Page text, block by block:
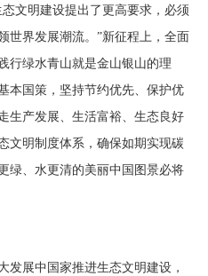
文明建设提出了更高要求，必须
世界发展潮流。”新征程上，全面
行绿水青山就是金山银山的理
本国策，坚持节约优先、保护优
生产发展、生活富裕、生态良好
文明制度体系，确保如期实现碳
绿、水更清的美丽中国图景必将
发展中国家推进生态文明建设，